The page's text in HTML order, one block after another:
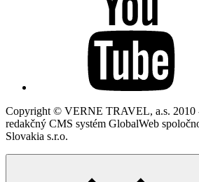
Copyright © VERNE TRAVEL, a.s. 2010
redakčný CMS systém GlobalWeb
Slovakia s.r.o.